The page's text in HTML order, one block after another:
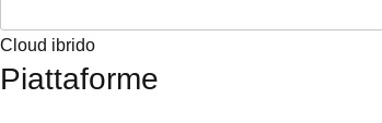
Cloud ibrido
Piattaforme